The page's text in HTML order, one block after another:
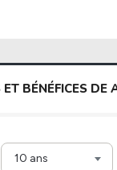
ET BÉNÉFICES DE
10 ans